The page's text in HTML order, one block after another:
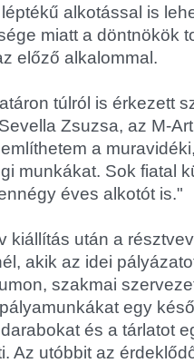
alkotással is
miatt a döntnökök
előző alkalommal.
túlról is érkezett
Zsuzsa, az M-
a
munkákat. Sok fiatal
éves alkotót is."
kiállítás után a
akik az idei
szakmai
egy
és a tárlatot
Az utóbbit az